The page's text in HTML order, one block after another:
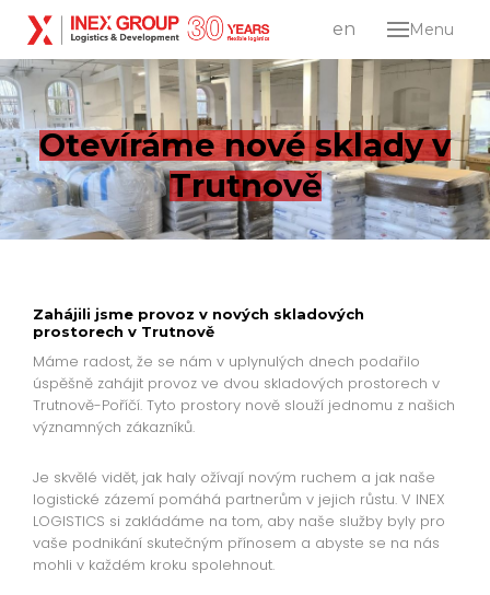
Menu
cs
en
Otevíráme nové sklady v
Trutnově
Zahájili jsme provoz v nových skladových
prostorech v Trutnově
Máme radost, že se nám v uplynulých dnech podařilo
úspěšně zahájit provoz ve dvou skladových prostorech v
Trutnově-Poříčí. Tyto prostory nově slouží jednomu z našich
významných zákazníků.
Je skvělé vidět, jak haly ožívají novým ruchem a jak naše
logistické zázemí pomáhá partnerům v jejich růstu. V INEX
LOGISTICS si zakládáme na tom, aby naše služby byly pro
vaše podnikání skutečným přínosem a abyste se na nás
mohli v každém kroku spolehnout.